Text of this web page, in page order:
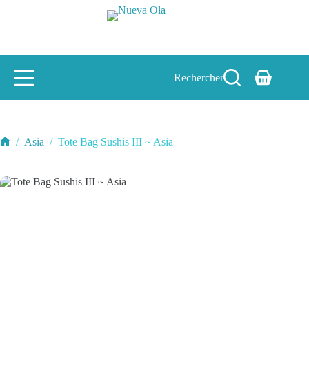
Rechercher
Panier
/ Asia / Tote Bag Sushis III ~ Asia